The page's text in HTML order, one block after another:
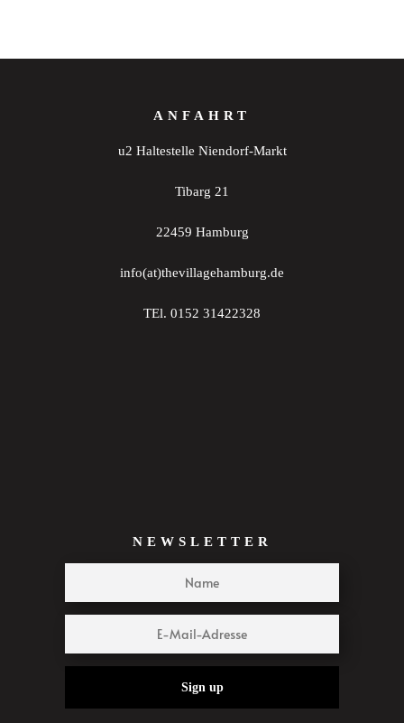
ANFAHRT
u2 Haltestelle Niendorf-Markt
Tibarg 21
22459 Hamburg
info(at)thevillagehamburg.de
TEl. 0152 31422328
NEWSLETTER
Sign up